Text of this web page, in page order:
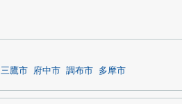
三鷹市 府中市 調布市 多摩市